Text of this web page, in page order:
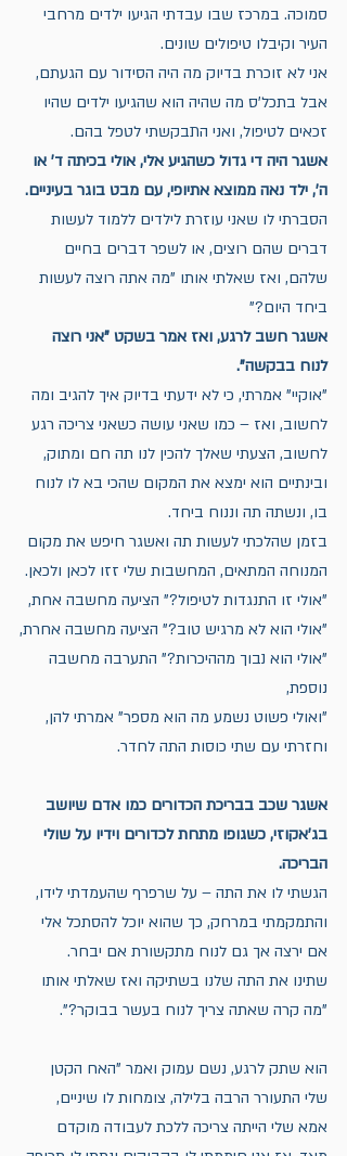
סמוכה. במרכז שבו עבדתי הגיעו ילדים מרחבי
העיר וקיבלו טיפולים שונים.
אני לא זוכרת בדיוק מה היה הסידור עם הגעתם,
אבל בתכל'ס מה שהיה הוא שהגיעו ילדים שהיו
זכאים לטיפול, ואני התבקשתי לטפל בהם.
אשגר היה די גדול כשהגיע אלי, אולי בכיתה ד' או
ה', ילד נאה ממוצא אתיופי, עם מבט בוגר בעיניים.
הסברתי לו שאני עוזרת לילדים ללמוד לעשות
דברים שהם רוצים, או לשפר דברים בחיים
שלהם, ואז שאלתי אותו "מה אתה רוצה לעשות
ביחד היום?"
אשגר חשב לרגע, ואז אמר בשקט "אני רוצה
לנוח בבקשה".
"אוקיי" אמרתי, כי לא ידעתי בדיוק איך להגיב ומה
לחשוב, ואז – כמו שאני עושה כשאני צריכה רגע
לחשוב, הצעתי שאלך להכין לנו תה חם ומתוק,
ובינתיים הוא ימצא את המקום שהכי בא לו לנוח
בו, ונשתה תה וננוח ביחד.
בזמן שהלכתי לעשות תה ואשגר חיפש את מקום
המנוחה המתאים, המחשבות שלי זזו לכאן ולכאן.
"אולי זו התנגדות לטיפול?" הציעה מחשבה אחת,
"אולי הוא לא מרגיש טוב?" הציעה מחשבה אחרת,
"אולי הוא נבוך מההיכרות?" התערבה מחשבה
נוספת,
"ואולי פשוט נשמע מה הוא מספר" אמרתי להן,
וחזרתי עם שתי כוסות התה לחדר.
אשגר שכב בבריכת הכדורים כמו אדם שיושב
בג'אקוזי, כשגופו מתחת לכדורים וידיו על שולי
הבריכה.
הגשתי לו את התה – על שרפרף שהעמדתי לידו,
והתמקמתי במרחק, כך שהוא יוכל להסתכל אלי
אם ירצה אך גם לנוח מתקשורת אם יבחר.
שתינו את התה שלנו בשתיקה ואז שאלתי אותו
"מה קרה שאתה צריך לנוח בעשר בבוקר?".
הוא שתק לרגע, נשם עמוק ואמר "האח הקטן
שלי התעורר הרבה בלילה, צומחות לו שיניים,
אמא שלי הייתה צריכה ללכת לעבודה מוקדם